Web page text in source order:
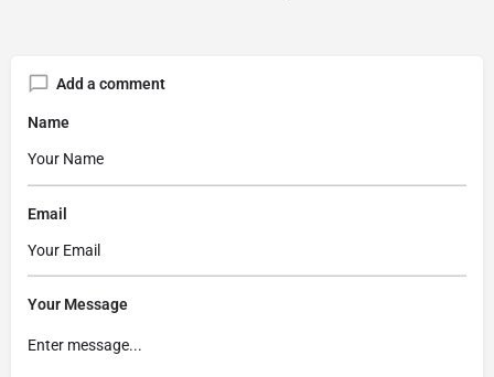
Add a comment
Name
Email
Your Message